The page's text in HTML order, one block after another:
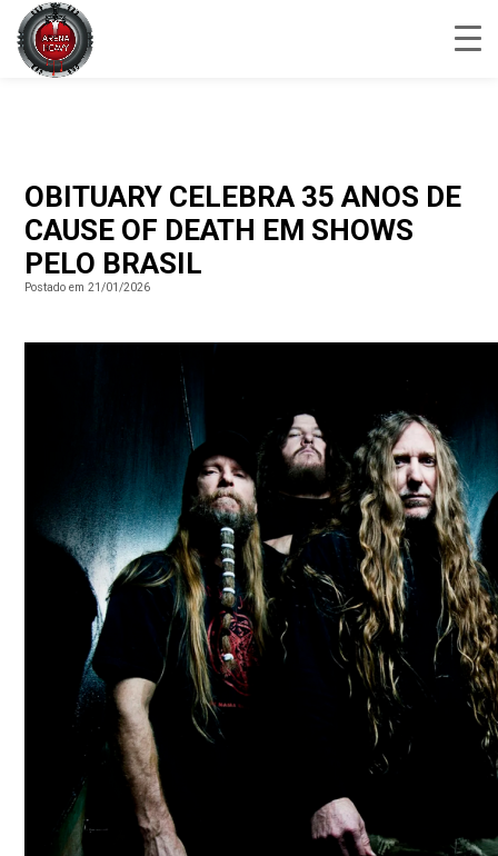
OBITUARY CELEBRA 35 ANOS DE
CAUSE OF DEATH EM SHOWS
PELO BRASIL
Postado em 21/01/2026